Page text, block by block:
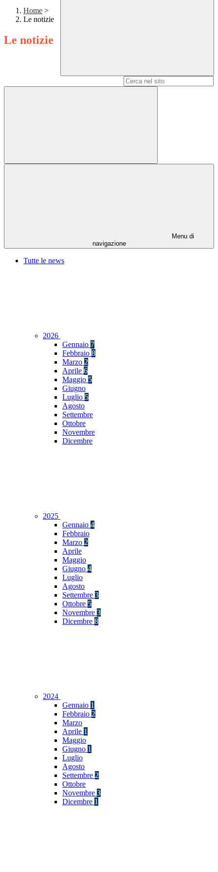
Home >
Le notizie
Le notizie
Menu di
navigazione
Tutte le news
2026
Gennaio 7
Febbraio 8
Marzo 2
Aprile 6
Maggio 5
Giugno
Luglio 5
Agosto
Settembre
Ottobre
Novembre
Dicembre
2025
Gennaio 4
Febbraio
Marzo 2
Aprile
Maggio
Giugno 4
Luglio
Agosto
Settembre 3
Ottobre 5
Novembre 3
Dicembre 8
2024
Gennaio 1
Febbraio 2
Marzo
Aprile 1
Maggio
Giugno 1
Luglio
Agosto
Settembre 2
Ottobre
Novembre 3
Dicembre 1